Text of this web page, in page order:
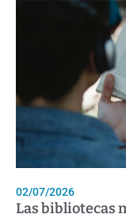
02/07/2026
Las bibliotecas